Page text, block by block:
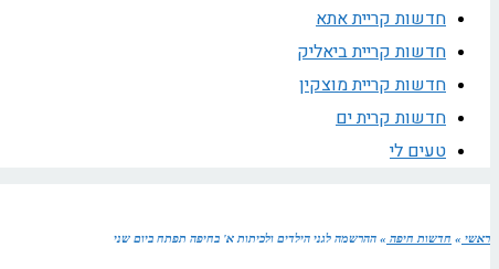
חדשות קריית אתא
חדשות קריית ביאליק
חדשות קריית מוצקין
חדשות קרית ים
טעים לי
ראשי » חדשות חיפה » ההרשמה לגני הילדים ולכיתות א' בחיפה תפתח ביום שני